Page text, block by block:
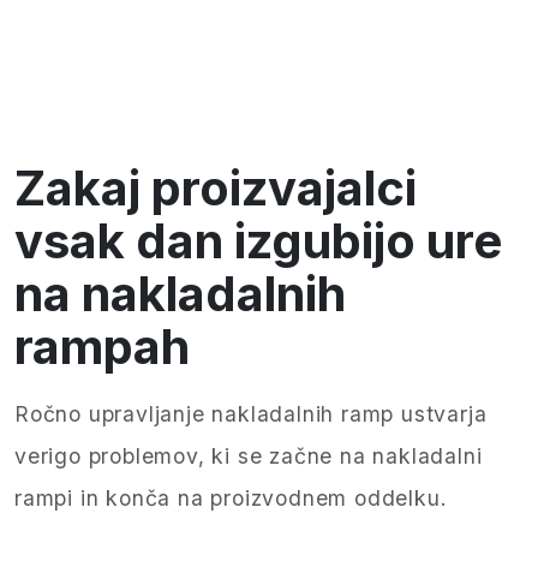
Zakaj proizvajalci
vsak dan izgubijo ure
na nakladalnih
rampah
Ročno upravljanje nakladalnih ramp ustvarja
verigo problemov, ki se začne na nakladalni
rampi in konča na proizvodnem oddelku.